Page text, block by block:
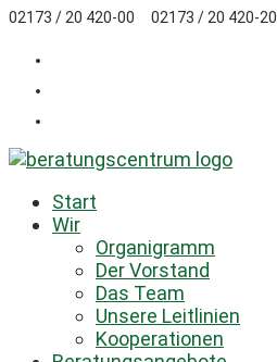
Zum
springen
02173 / 20 420-00 02173 / 20 420-20
Start
Wir
Organigramm
Der Vorstand
Das Team
Unsere Leitlinien
Kooperationen